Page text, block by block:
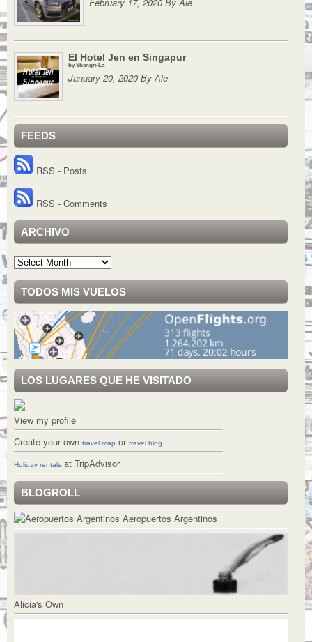
El Hotel Jen en Singapur
by Shangri-La
January 20, 2020 By Ale
FEEDS
RSS - Posts
RSS - Comments
ARCHIVO
Archivo
TODOS MIS VUELOS
LOS LUGARES QUE HE VISITADO
View my profile
Create your own travel map or travel blog
Holiday rentals at TripAdvisor
BLOGROLL
Aeropuertos Argentinos
Alicia's Own